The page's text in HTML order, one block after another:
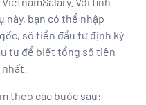
này, bạn có thể nhập
số tiền đầu tư định kỳ
tư để biết tổng số tiền
theo các bước sau: